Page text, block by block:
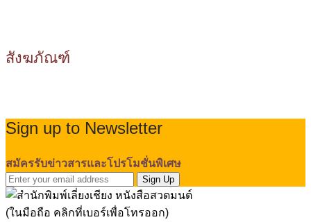
สังฆภัณฑ์
Sign up to Newsletter
สมัครรับข่าวสารและโปรโมชั่นพิเศษ
Sign Up
(ในมือถือ คลิกที่เบอร์เพื่อโทรออก)